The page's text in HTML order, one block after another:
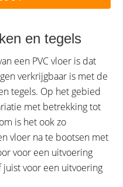
en tegels
een PVC vloer is dat
verkrijgbaar is met de
tegels. Op het gebied
met betrekking tot
is het ook zo
vloer na te bootsen met
voor een uitvoering
voor een uitvoering